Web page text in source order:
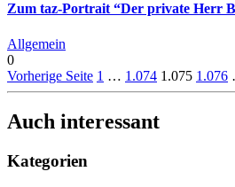
Zum taz-Portrait “Der private Herr
Allgemein
0
Vorherige Seite 1 … 1.074 1.075 1.076
Auch interessant
Kategorien